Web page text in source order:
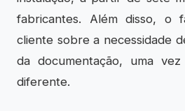
fabricantes. Além disso, o
cliente sobre a necessidade
da documentação, uma
diferente.